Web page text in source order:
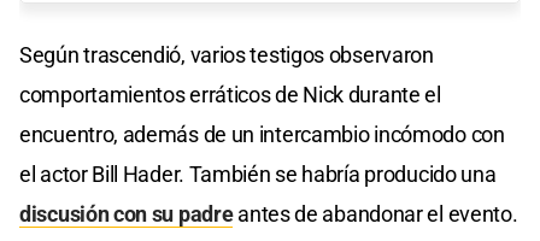
Según trascendió, varios testigos observaron
comportamientos erráticos de Nick durante el
encuentro, además de un intercambio incómodo con
el actor Bill Hader. También se habría producido una
discusión con su padreantes de abandonar el evento.